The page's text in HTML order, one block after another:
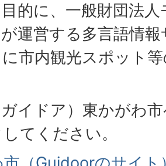
的に、一般財団法
運営する多言語情
市内観光スポット
イドア）東かがわ
てください。